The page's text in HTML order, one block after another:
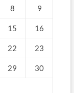
8 9
15 16
22 23
29 30